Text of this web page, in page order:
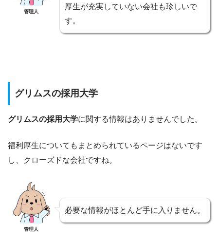
管理人
厚生が充実していない会社も珍しいで
す。
グリムスの採用大学
グリムスの採用大学に関する情報はありませんでした。
福利厚生についてもまとめられているページはないです
し、クローズドな会社ですね。
管理人
必要な情報がほとんど手に入りません。